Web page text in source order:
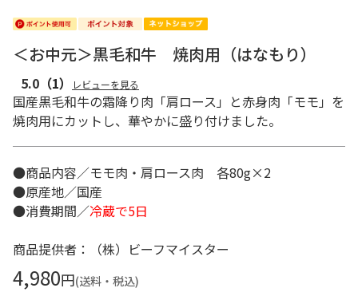
＜お中元＞黒毛和牛 焼肉用（はなもり）
5.0 （1） レビューを見る
国産黒毛和牛の霜降り肉「肩ロース」と赤身肉「モモ」を
焼肉用にカットし、華やかに盛り付けました。
●商品内容／モモ肉・肩ロース肉 各80g×2
●原産地／国産
●消費期間／冷蔵で5日
商品提供者：（株）ビーフマイスター
4,980円(送料・税込)